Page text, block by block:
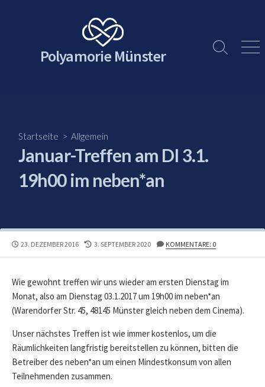
Polyamorie Münster
Search
Startseite > Allgemein
Januar-Treffen am DI 3.1.
19h00 im neben*an
PUBLISHED
23. DEZEMBER 2016
LAST
3. SEPTEMBER 2020 KOMMENTARE: 0
Wie gewohnt treffen wir uns wieder am ersten Dienstag im
Monat, also am Dienstag 03.1.2017 um 19h00 im neben*an
(Warendorfer Str. 45, 48145 Münster gleich neben dem Cinema).
Unser nächstes Treffen ist wie immer kostenlos, um die
Räumlichkeiten langfristig bereitstellen zu können, bitten die
Betreiber des neben*an um einen Mindestkonsum von allen
Teilnehmenden zusammen.